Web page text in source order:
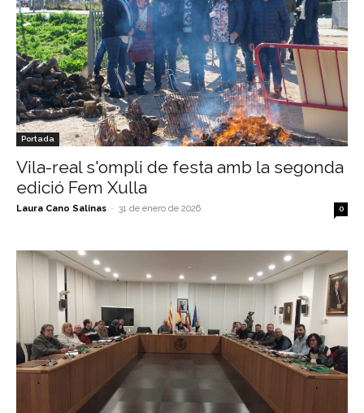
Portada
Vila-real s'ompli de festa amb la segonda
edició Fem Xulla
Laura Cano Salinas - 31 de enero de 2026 0